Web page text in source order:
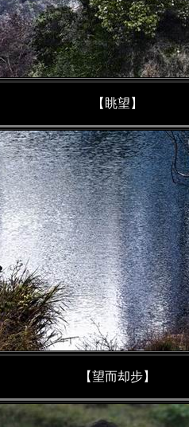
【眺望】
【望而却步】